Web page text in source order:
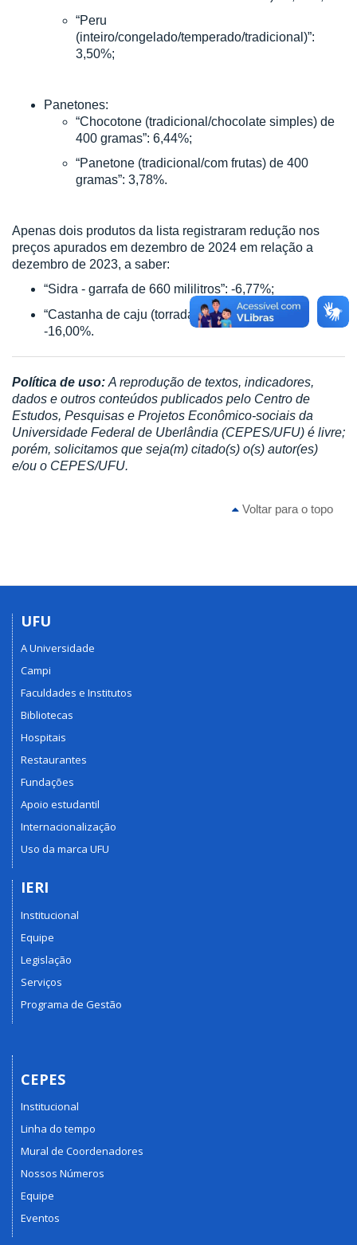
“Peru
(inteiro/congelado/temperado/tradicional)”:
3,50%;
Panetones:
“Chocotone (tradicional/chocolate simples) de
400 gramas”: 6,44%;
“Panetone (tradicional/com frutas) de 400
gramas”: 3,78%.
Apenas dois produtos da lista registraram redução nos
preços apurados em dezembro de 2024 em relação a
dezembro de 2023, a saber:
“Sidra - garrafa de 660 mililitros”: -6,77%;
“Castanha de caju (torrada / salgada) – 1 kg”:
-16,00%.
Política de uso: A reprodução de textos, indicadores,
dados e outros conteúdos publicados pelo Centro de
Estudos, Pesquisas e Projetos Econômico-sociais da
Universidade Federal de Uberlândia (CEPES/UFU) é livre;
porém, solicitamos que seja(m) citado(s) o(s) autor(es)
e/ou o CEPES/UFU.
Voltar para o topo
UFU
A Universidade
Campi
Faculdades e Institutos
Bibliotecas
Hospitais
Restaurantes
Fundações
Apoio estudantil
Internacionalização
Uso da marca UFU
IERI
Institucional
Equipe
Legislação
Serviços
Programa de Gestão
CEPES
Institucional
Linha do tempo
Mural de Coordenadores
Nossos Números
Equipe
Eventos